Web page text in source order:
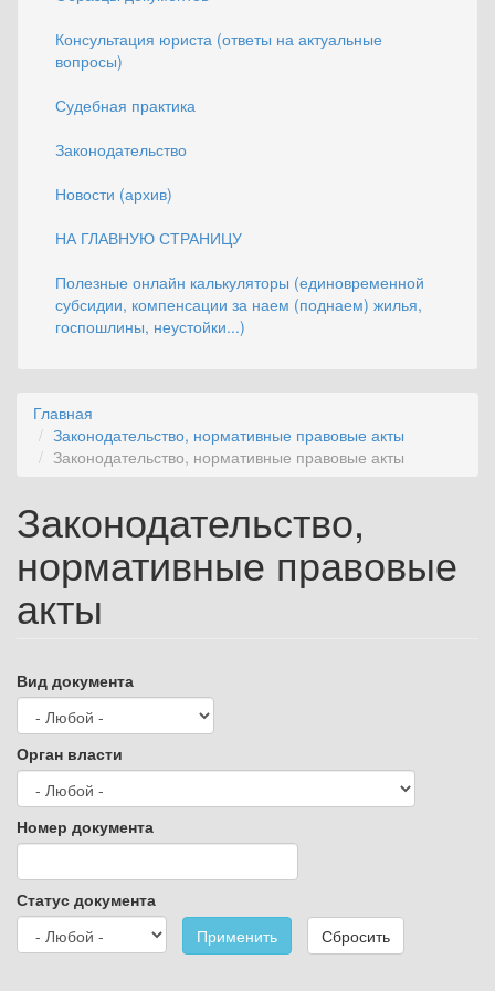
Консультация юриста (ответы на актуальные
вопросы)
Судебная практика
Законодательство
Новости (архив)
НА ГЛАВНУЮ СТРАНИЦУ
Полезные онлайн калькуляторы (единовременной
субсидии, компенсации за наем (поднаем) жилья,
госпошлины, неустойки...)
Главная
Законодательство, нормативные правовые акты
Законодательство, нормативные правовые акты
Законодательство,
нормативные правовые
акты
Вид документа
Орган власти
Номер документа
Статус документа
Применить
Сбросить